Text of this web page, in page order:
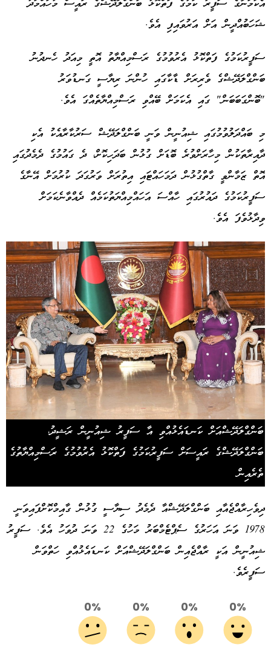
އެކަމަނާގެ ސަފީރު ކަމުގެ ފަތްކޮޅު ބަންގްލަދޭޝްގެ ރައީސް މުހައްމަދު
ޝަހަބުއްދީން އަށް އަރުވައިފި އެވެ.
ސަފީރުކަމުގެ ފަތްކޮޅު އެރުވުމުގެ ރަސްމިއްޔާތު އޮތީ މިއަދު ހެނދުނު
ބަންގްލަދޭޝްގެ ވެރިރަށް ޑާކާގައި ހުންނަ ރިޔާސީ ގަނޑުވަރު
"ބޮންގަބަބަން" ގައި އެކަމަށް ބޭއްވި ރަސްމިއްޔާތެއްގަ އެވެ.
މި ބައްދަލުވުމުގައި ޝިއުނީން ވަނީ ބަންގްލަދޭޝް ސަރުކާރާއެކު އެކި
ދާއިރާތަކުން މިހާރަށްވުރެ ބޮޑަށް ގުޅުން ބަދަހިކޮށް، ދެ ގައުމުގެ ދެމެދުގައި
އޮތް ޒަމާންވީ ގާތްގުޅުން ދަމަހައްޓައި އިތުރަށް ވަރުގަދަ ކުރުމަށް އޭނާގެ
ސަފީރުކަމުގެ ދައުރުގައި ހާއްސަ އަހައްމިއްޔަތުކަމެއް ދެއްވާނެކަމަށް
ވިދާޅުވެފަ އެވެ.
ބަންގްލަދޭޝްއަށް ކަނޑައެޅުއްވި އާ ސަފީރު ޝިއުނީން ރަޝީދު،
ބަންގްލަދޭޝްގެ ރައީސަށް ސަފީރުކަމުގެ ފަތްކޮޅު އެރުވުމުގެ ރަސްމިއްޔާތުގެ
ތެރެއިން
ދިވެހިރާއްޖެއާއި ބަންގްލަދޭޝްއާ ދެމެދު ސިޔާސީ ގުޅުން ގާއިމްކޮށްފައިވަނީ
1978 ވަނަ އަހަރުގެ ސެޕްޓެމްބަރު މަހުގެ 22 ވަނަ ދުވަހު އެވެ. ސަފީރު
ޝިއުނީން އަކީ ރާއްޖެއިން ބަންގްލަދޭޝްއަށް ކަނޑައެޅުއްވި ހަތްވަން
ސަފީރެވެ.
0%
0%
0%
0%